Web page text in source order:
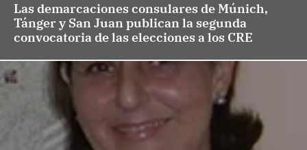
Las demarcaciones consulares de Múnich,
Tánger y San Juan publican la segunda
convocatoria de las elecciones a los CRE